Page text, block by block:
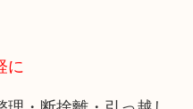
に